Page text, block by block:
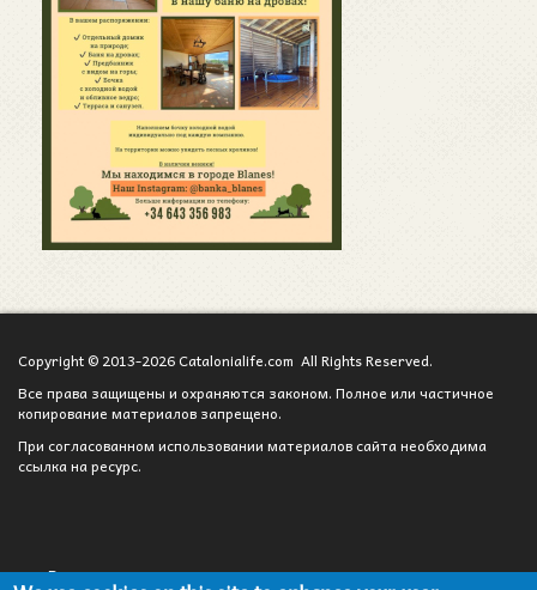
Copyright © 2013-2026 Catalonialife.com All Rights Reserved.
Все права защищены и охраняются законом. Полное или частичное
копирование материалов запрещено.
При согласованном использовании материалов сайта необходима
ссылка на ресурс.
Вход для администратора